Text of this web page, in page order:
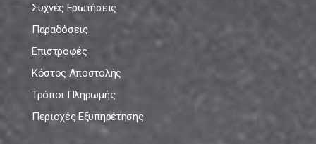
Συχνές Ερωτήσεις
Παραδόσεις
Επιστροφές
Κόστος Αποστολής
Τρόποι Πληρωμής
Περιοχές Εξυπηρέτησης